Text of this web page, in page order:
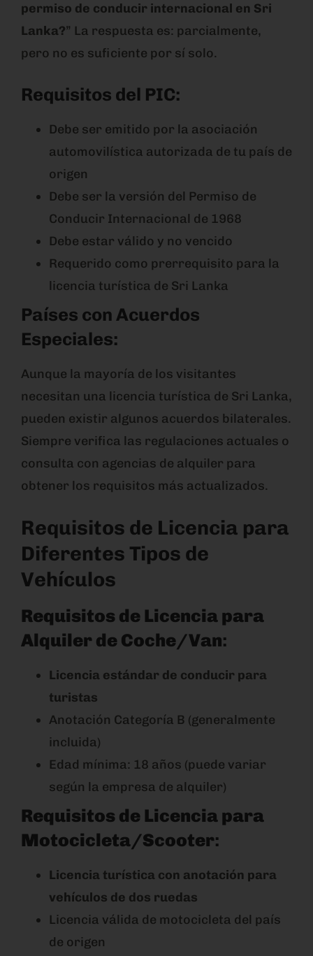
permiso de conducir internacional en Sri
Lanka?” La respuesta es: parcialmente,
pero no es suficiente por sí solo.
Requisitos del PIC:
Debe ser emitido por la asociación
automovilística autorizada de tu país de
origen
Debe ser la versión del Permiso de
Conducir Internacional de 1968
Debe estar válido y no vencido
Requerido como prerrequisito para la
licencia turística de Sri Lanka
Países con Acuerdos
Especiales:
Aunque la mayoría de los visitantes
necesitan una licencia turística de Sri Lanka,
pueden existir algunos acuerdos bilaterales.
Siempre verifica las regulaciones actuales o
consulta con agencias de alquiler para
obtener los requisitos más actualizados.
Requisitos de Licencia para
Diferentes Tipos de
Vehículos
Requisitos de Licencia para
Alquiler de Coche/Van:
Licencia estándar de conducir para
turistas
Anotación Categoría B (generalmente
incluida)
Edad mínima: 18 años (puede variar
según la empresa de alquiler)
Requisitos de Licencia para
Motocicleta/Scooter:
Licencia turística con anotación para
vehículos de dos ruedas
Licencia válida de motocicleta del país
de origen